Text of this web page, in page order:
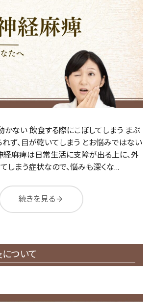
かない 飲食する際にこぼしてしまう まぶ
れず、目が乾いてしまう とお悩みではない
経麻痺は日常生活に支障が出る上に、外
しまう症状なので、悩みも深くな…
続きを見るarrow_forward
ついて